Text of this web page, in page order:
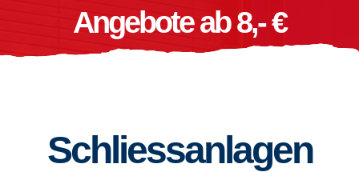
Angebote ab 8,- €
Schliessanlagen